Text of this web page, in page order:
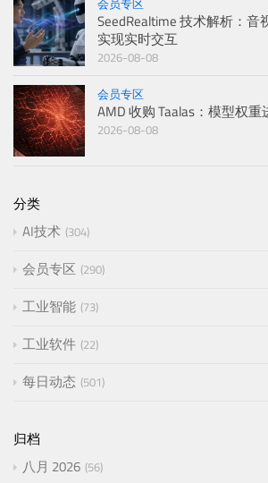
SeedRealtime 技术解析：
实现实时交互
2026-08-08
会员专区
AMD 收购 Taalas：模型权
2026-08-08
分类
AI技术 304
会员专区 290
工业智能 73
工业软件 22
每日动态 501
归档
八月 2026 56